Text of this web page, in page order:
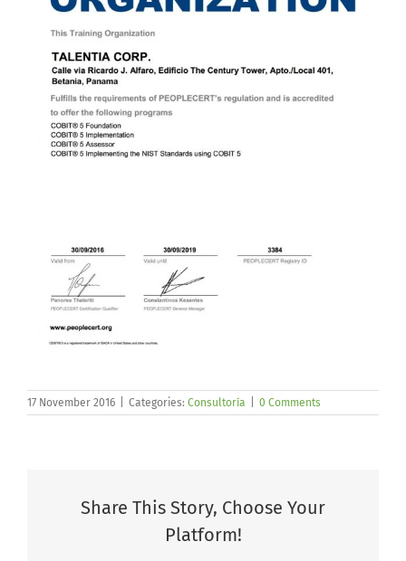
17 November 2016 Categories: Consultoría 0 Comments
Share This Story, Choose Your
Platform!